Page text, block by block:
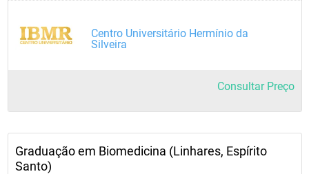
Centro Universitário Hermínio da
Silveira
Consultar Preço
Graduação em Biomedicina (Linhares, Espírito
Santo)